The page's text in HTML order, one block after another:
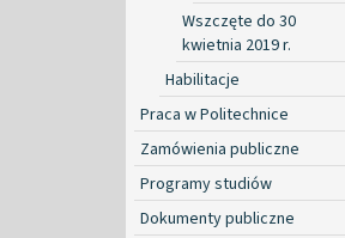
Wszczęte do 30
kwietnia 2019 r.
Habilitacje
Praca w Politechnice
Zamówienia publiczne
Programy studiów
Dokumenty publiczne